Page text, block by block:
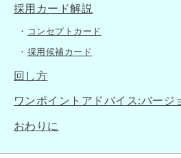
採用カード解説
コンセプトカード
採用候補カード
回し方
ワンポイントアドバイス:バージ
おわりに